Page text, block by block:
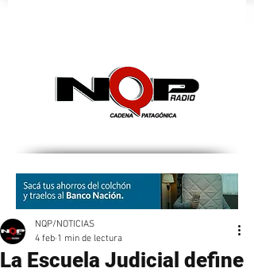
La Escuela Judicial define
NQP/NOTICIAS
4 feb 1 min de lectura